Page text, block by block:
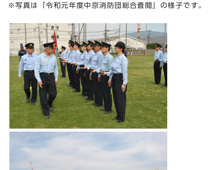
※写真は「令和元年度中京消防団総合査閲」の様子です。